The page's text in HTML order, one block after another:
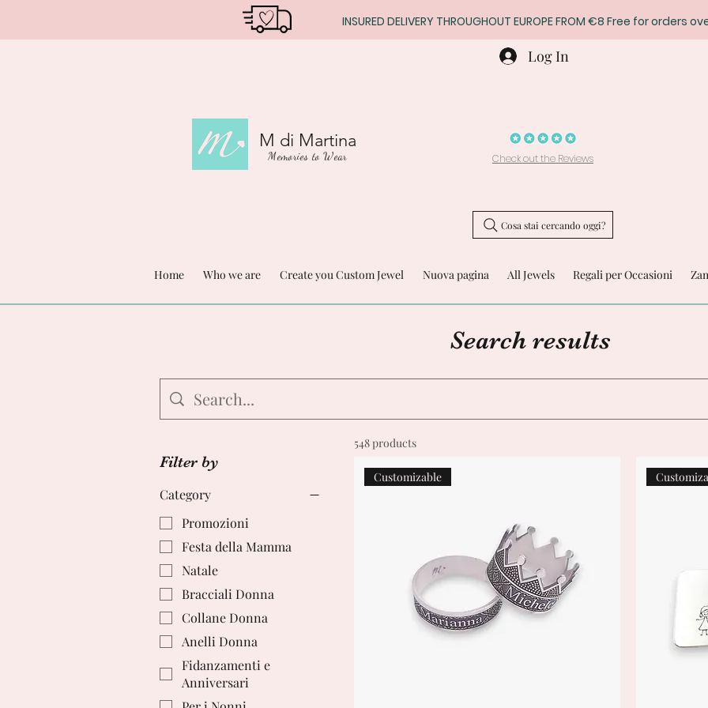
INSURED DELIVERY THROUGHOUT EUROPE FROM €8 Free for orders
M di Martina
Memories to Wear
Log In
Check out the Reviews
Cosa stai cercando oggi?
Home Who we are Create you Custom Jewel Nuova pagina All Jewels Regali per Occasioni
Search results
Filter by
Category
Promozioni
Festa della Mamma
Natale
Bracciali Donna
Collane Donna
Anelli Donna
Fidanzamenti e
Anniversari
548 products
Customizable